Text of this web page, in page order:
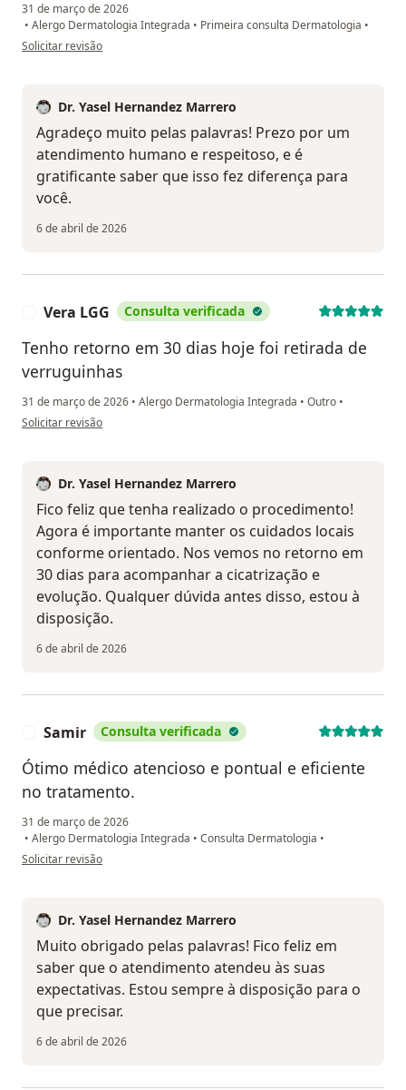
31 de março de 2026
• Alergo Dermatologia Integrada • Primeira consulta Dermatologia •
na opinião do utilizador Roger
Solicitar revisão
Dr. Yasel Hernandez Marrero
Agradeço muito pelas palavras! Prezo por um
atendimento humano e respeitoso, e é
gratificante saber que isso fez diferença para
você.
6 de abril de 2026
Vera LGG Consulta verificada
Tenho retorno em 30 dias hoje foi retirada de
verruguinhas
31 de março de 2026 • Alergo Dermatologia Integrada • Outro •
na opinião do utilizador Vera LGG
Solicitar revisão
Dr. Yasel Hernandez Marrero
Fico feliz que tenha realizado o procedimento!
Agora é importante manter os cuidados locais
conforme orientado. Nos vemos no retorno em
30 dias para acompanhar a cicatrização e
evolução. Qualquer dúvida antes disso, estou à
disposição.
6 de abril de 2026
Samir Consulta verificada
Ótimo médico atencioso e pontual e eficiente
no tratamento.
31 de março de 2026
• Alergo Dermatologia Integrada • Consulta Dermatologia •
na opinião do utilizador Samir
Solicitar revisão
Dr. Yasel Hernandez Marrero
Muito obrigado pelas palavras! Fico feliz em
saber que o atendimento atendeu às suas
expectativas. Estou sempre à disposição para o
que precisar.
6 de abril de 2026